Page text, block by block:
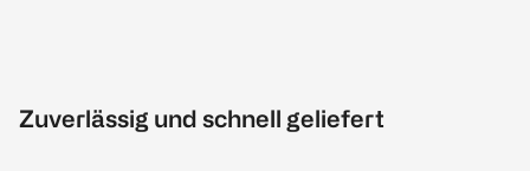
Zuverlässig und schnell geliefert